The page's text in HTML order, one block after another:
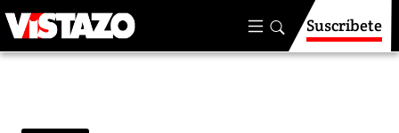
Suscríbete